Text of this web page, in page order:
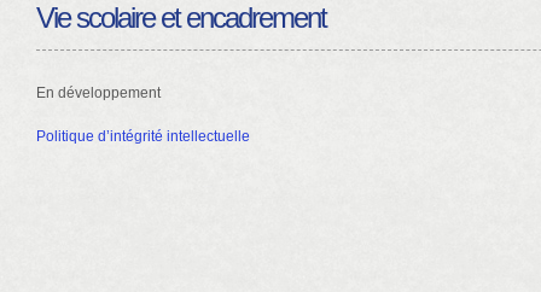
Vie scolaire et encadrement
En développement
Politique d’intégrité intellectuelle